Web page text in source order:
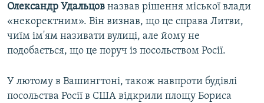
Олександр Удальцов назвав рішення міської влади
«некоректним». Він визнав, що це справа Литви,
чиїм ім'ям називати вулиці, але йому не
подобається, що це поруч із посольством Росії.
У лютому в Вашингтоні, також навпроти будівлі
посольства Росії в США відкрили площу Бориса